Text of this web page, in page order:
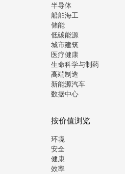
半导体
船舶海工
储能
低碳能源
城市建筑
医疗健康
生命科学与制药
高端制造
新能源汽车
数据中心
按价值浏览
环境
安全
健康
效率